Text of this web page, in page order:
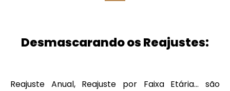
Desmascarando os Reajustes:
Reajuste Anual, Reajuste por Faixa Etária… são